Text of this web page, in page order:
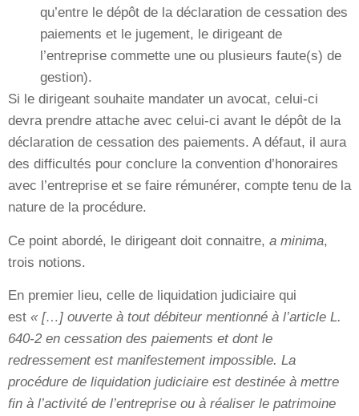
qu’entre le dépôt de la déclaration de cessation des
paiements et le jugement, le dirigeant de
l’entreprise commette une ou plusieurs faute(s) de
gestion).
Si le dirigeant souhaite mandater un avocat, celui-ci
devra prendre attache avec celui-ci avant le dépôt de la
déclaration de cessation des paiements. A défaut, il aura
des difficultés pour conclure la convention d’honoraires
avec l’entreprise et se faire rémunérer, compte tenu de la
nature de la procédure.
Ce point abordé, le dirigeant doit connaitre, a minima,
trois notions.
En premier lieu, celle de liquidation judiciaire qui
est « […] ouverte à tout débiteur mentionné à l’article L.
640-2 en cessation des paiements et dont le
redressement est manifestement impossible. La
procédure de liquidation judiciaire est destinée à mettre
fin à l’activité de l’entreprise ou à réaliser le patrimoine